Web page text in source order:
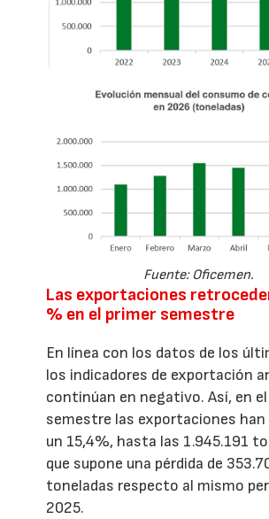
Fuente: Oficemen.
Las exportaciones
% en el primer semestre
En línea con los datos de los
los indicadores de exportación
continúan en negativo. Así, en
semestre las exportaciones
un 15,4%, hasta las 1.945.191
que supone una pérdida de
toneladas respecto al mismo
2025.